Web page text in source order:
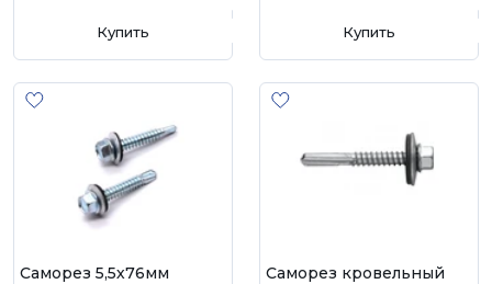
Купить Купить
Саморез 5,5х76мм
Саморез кровельный